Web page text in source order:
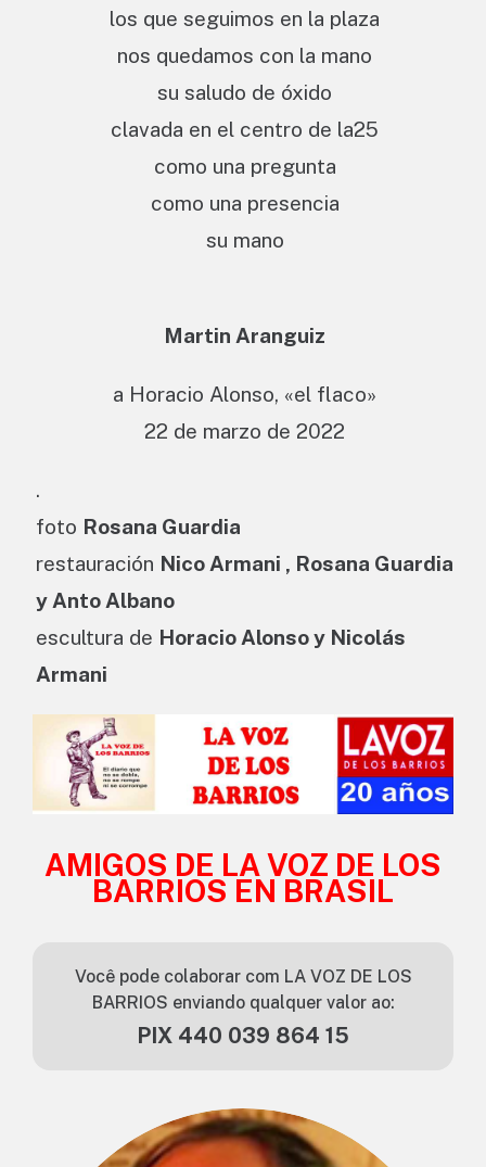
los que seguimos en la plaza
nos quedamos con la mano
su saludo de óxido
clavada en el centro de la25
como una pregunta
como una presencia
su mano
Martin Aranguiz
a Horacio Alonso, «el flaco»
22 de marzo de 2022
.
foto Rosana Guardia
restauración Nico Armani , Rosana Guardia
y Anto Albano
escultura de Horacio Alonso y Nicolás
Armani
AMIGOS DE LA VOZ DE LOS
BARRIOS EN BRASIL
Você pode colaborar com LA VOZ DE LOS
BARRIOS enviando qualquer valor ao:
PIX 440 039 864 15